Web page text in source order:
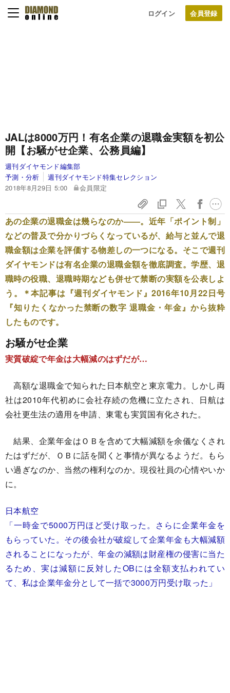
ログイン
JALは8000万円！有名企業の退職金実額を初公
開【お騒がせ企業、公務員編】
週刊ダイヤモンド編集部
予測・分析
週刊ダイヤモンド特集セレクション
2018年8月29日 5:00
会員限定
あの企業の退職金は幾らなのか――。近年「ポイント制」
などの普及で分かりづらくなっているが、給与と並んで退
職金額は企業を評価する物差しの一つになる。そこで週刊
ダイヤモンドは有名企業の退職金額を徹底調査。学歴、退
職時の役職、退職時期なども併せて禁断の実額を公表しよ
う。＊本記事は『週刊ダイヤモンド』2016年10月22日号
『知りたくなかった禁断の数字 退職金・年金』から抜粋
したものです。
お騒がせ企業
実質破綻で年金は大幅減のはずだが…
高額な退職金で知られた日本航空と東京電力。しかし両
社は2010年代初めに会社存続の危機に立たされ、日航は
会社更生法の適用を申請、東電も実質国有化された。
結果、企業年金はＯＢを含めて大幅減額を余儀なくされ
たはずだが、ＯＢに話を聞くと事情が異なるようだ。もら
い過ぎなのか、当然の権利なのか。現役社員の心情やいか
に。
日本航空
「一時金で5000万円ほど受け取った。さらに企業年金を
もらっていた。その後会社が破綻して企業年金も大幅減額
されることになったが、年金の減額は財産権の侵害に当た
るため、実は減額に反対したOBには全額支払われてい
て、私は企業年金分として一括で3000万円受け取った」